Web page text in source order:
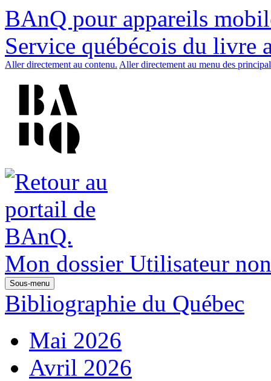
BAnQ pour appareils
Service québécois du livre
Aller directement au contenu. Aller directement au menu des
Mon dossier Utilisateur
Sous-menu
Bibliographie du Québec
Mai 2026
Avril 2026